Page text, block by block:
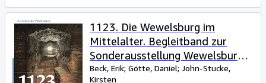
1123. Die Wewelsburg im
Mittelalter. Begleitband zur
Sonderausstellung Wewelsburg
2023 (Historische Schriftenreihe
Beck, Erik; Götte, Daniel; John-Stucke,
Kirsten